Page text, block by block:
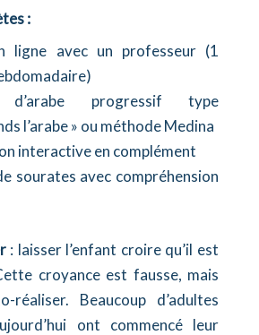
:
ligne avec un professeur (1
d’arabe progressif type
l’arabe » ou méthode Medina
interactive en complément
sourates avec compréhension
: laisser l’enfant croire qu’il est
croyance est fausse, mais
réaliser. Beaucoup d’adultes
ont commencé leur